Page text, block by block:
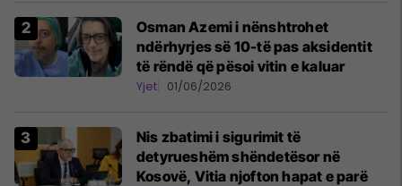
Osman Azemi i nënshtrohet
ndërhyrjes së 10-të pas aksidentit
të rëndë që pësoi vitin e kaluar
Yjet 01/06/2026
Nis zbatimi i sigurimit të
detyrueshëm shëndetësor në
Kosovë, Vitia njofton hapat e parë